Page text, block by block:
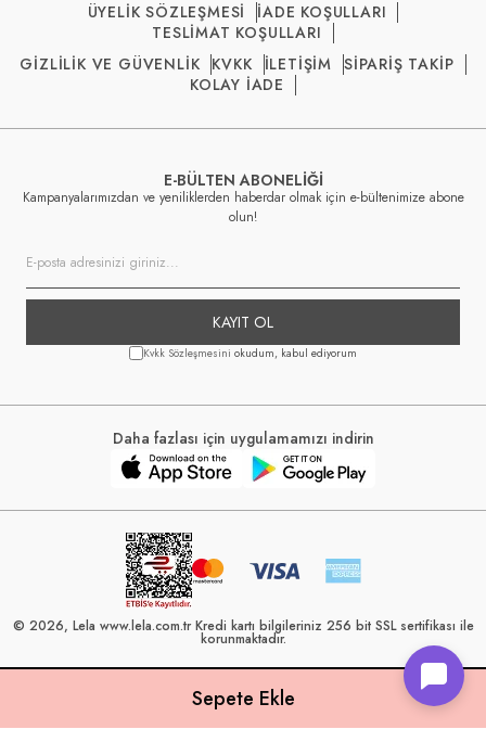
ÜYELİK SÖZLEŞMESİ
İADE KOŞULLARI
TESLİMAT KOŞULLARI
GİZLİLİK VE GÜVENLİK KVKK İLETİŞİM
SİPARİŞ TAKİP
KOLAY İADE
E-BÜLTEN ABONELİĞİ
Kampanyalarımızdan ve yeniliklerden haberdar olmak için e-bültenimize abone
olun!
KAYIT OL
Kvkk Sözleşmesini okudum, kabul ediyorum
Daha fazlası için uygulamamızı indirin
© 2026, Lela www.lela.com.tr Kredi kartı bilgileriniz 256 bit SSL sertifikası ile
korunmaktadır.
Lela, 40 yılı aşkın perakende geçmişine sahip ve Türkiye’nin çeşitli illerinde
22 şubesi bulunan Çetin Family Mağazacılık tarafından kurulmuştur.